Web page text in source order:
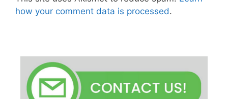
how your comment data is processed.